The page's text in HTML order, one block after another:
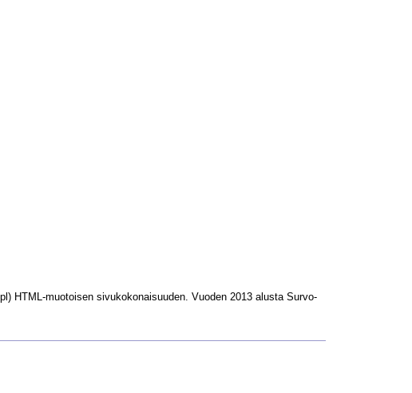
HTML-muotoisen sivukokonaisuuden. Vuoden 2013 alusta Survo-